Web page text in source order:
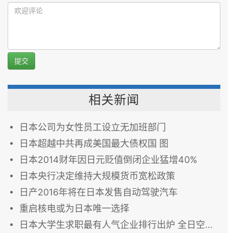
提交
相关新闻
日本公司为女性员工设立无加班部门
日本超越中共再成美国最大债权国 图
日本2014财年因日元贬值倒闭企业猛增40%
日本央行决定维持大规模货币宽松政策
日产2016年将在日本发售自动驾驶汽车
重启核电或为日本唯一选择
日本大学生求职最有人气企业排行出炉 全日空列首位